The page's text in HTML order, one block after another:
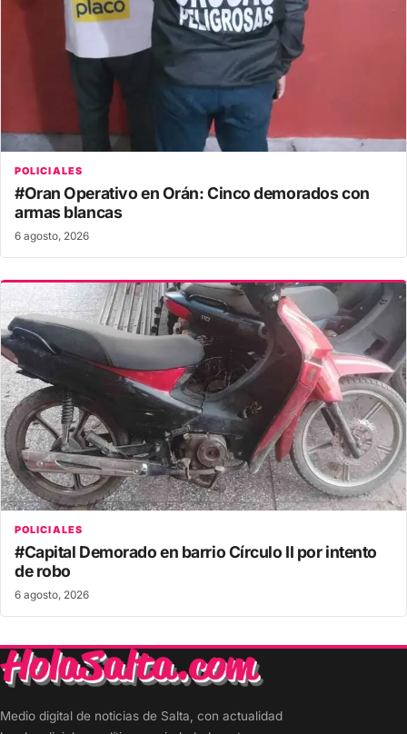
POLICIALES
#Oran Operativo en Orán: Cinco demorados con
armas blancas
6 agosto, 2026
POLICIALES
#Capital Demorado en barrio Círculo II por intento
de robo
6 agosto, 2026
Medio digital de noticias de Salta, con actualidad